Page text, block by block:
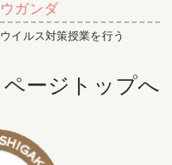
ウガンダ
ウイルス対策授業を行う
ページトップへ